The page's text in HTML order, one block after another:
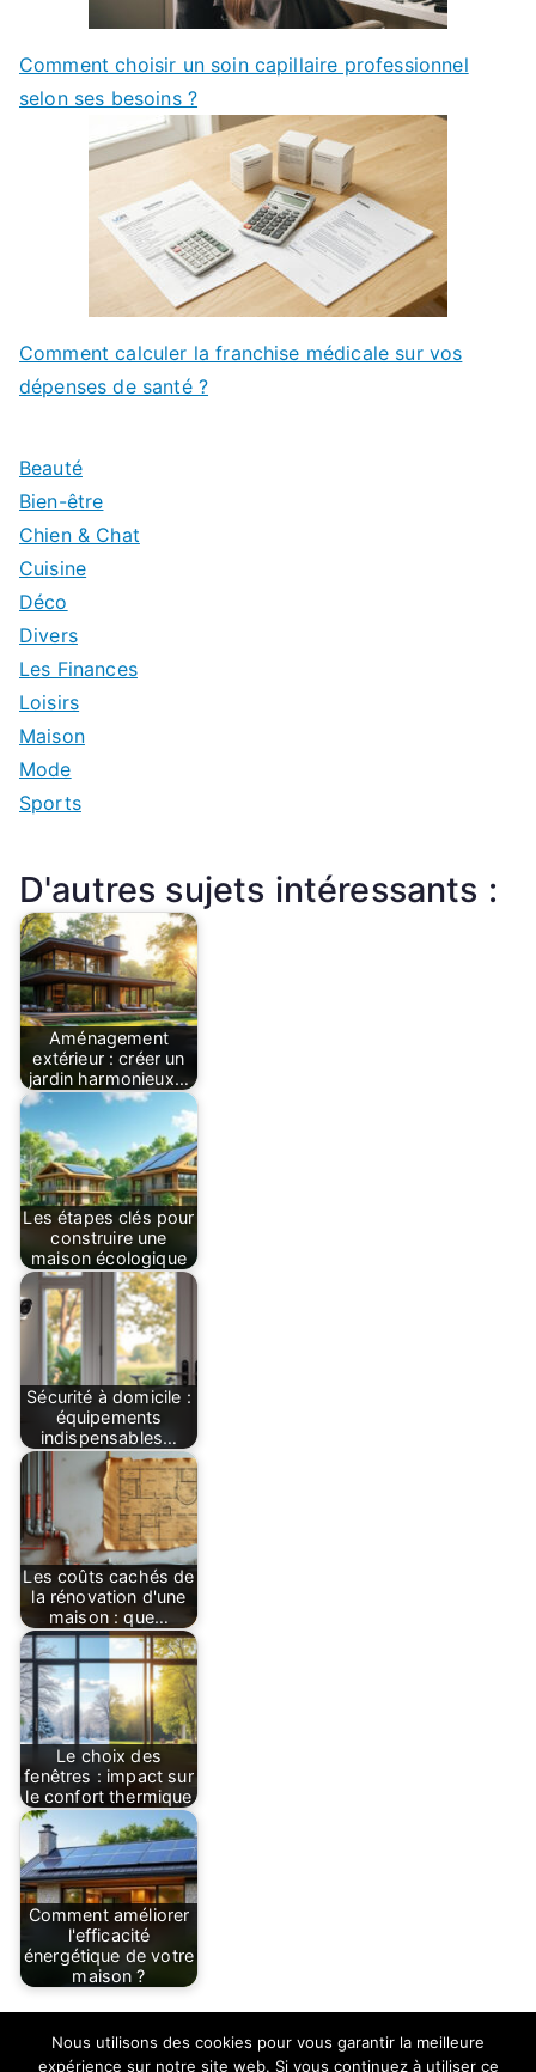
Comment choisir un soin capillaire professionnel
selon ses besoins ?
Comment calculer la franchise médicale sur vos
dépenses de santé ?
Beauté
Bien-être
Chien & Chat
Cuisine
Déco
Divers
Les Finances
Loisirs
Maison
Mode
Sports
D'autres sujets intéressants :
Aménagement
extérieur : créer un
jardin harmonieux…
Les étapes clés pour
construire une
maison écologique
Sécurité à domicile :
équipements
indispensables…
Les coûts cachés de
la rénovation d'une
maison : que…
Le choix des
fenêtres : impact sur
le confort thermique
Comment améliorer
l'efficacité
énergétique de votre
maison ?
Nous utilisons des cookies pour vous garantir la meilleure
expérience sur notre site web. Si vous continuez à utiliser ce